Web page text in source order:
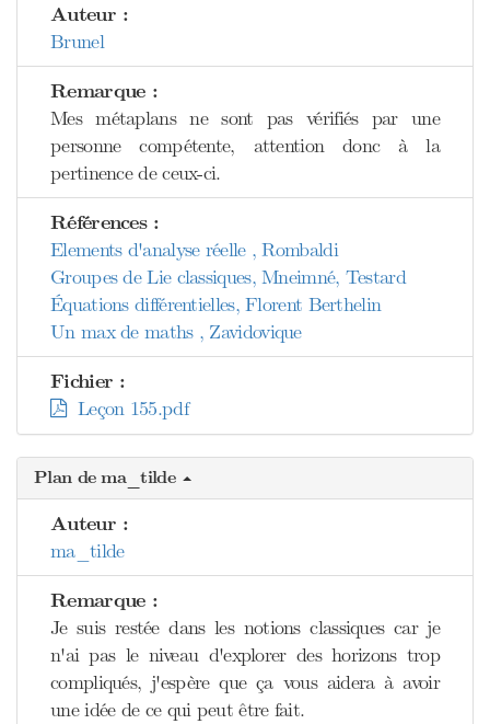
Auteur :
Brunel
Remarque :
Mes métaplans ne sont pas vérifiés par une
personne compétente, attention donc à la
pertinence de ceux-ci.
Références :
Elements d'analyse réelle , Rombaldi
Groupes de Lie classiques, Mneimné, Testard
Équations différentielles, Florent Berthelin
Un max de maths , Zavidovique
Fichier :
Leçon 155.pdf
Plan de ma_tilde
Auteur :
ma_tilde
Remarque :
Je suis restée dans les notions classiques car je
n'ai pas le niveau d'explorer des horizons trop
compliqués, j'espère que ça vous aidera à avoir
une idée de ce qui peut être fait.